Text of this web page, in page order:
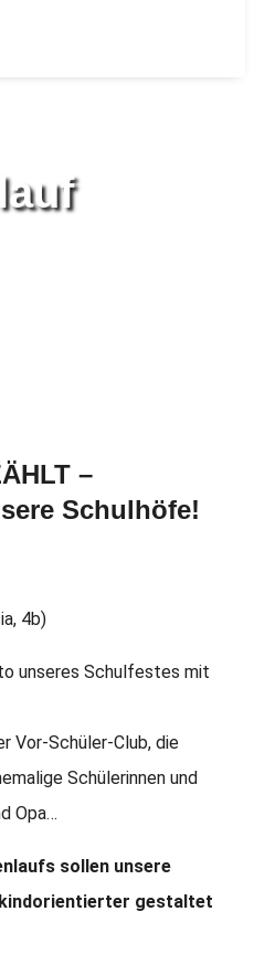
–
Schulhöfe!
4b)
unseres Schulfestes mit
Vor-Schüler-Club, die
Schülerinnen und
Opa…
sollen unsere
gestaltet